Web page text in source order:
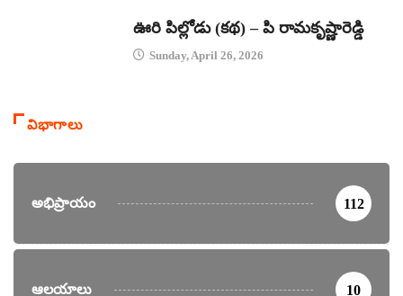
ఊరి పిల్లోడు (కథ) – పి రామకృష్ణారెడ్డి
Sunday, April 26, 2026
విభాగాలు
అభిప్రాయం 112
ఆలయాలు 10